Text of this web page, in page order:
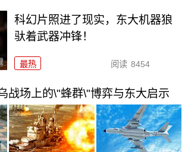
科幻片照进了现实，东大机器狼
驮着武器冲锋！
最热 阅读 8454
战场上的\"蜂群\"博弈与东大启示